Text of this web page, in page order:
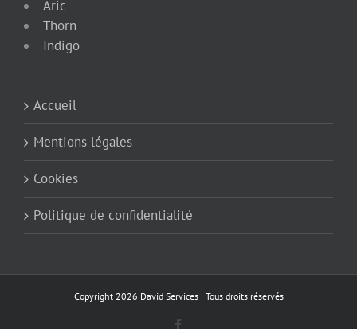
Aric
Thorn
Indigo
Accueil
Mentions légales
Cookies
Politique de confidentialité
Copyright 2026 David Services | Tous droits réservés